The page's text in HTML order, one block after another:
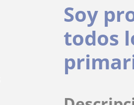
Soy
todos